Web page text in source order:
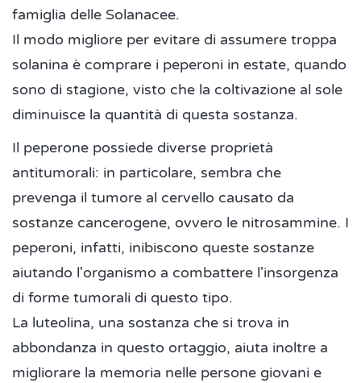
famiglia delle Solanacee.
Il modo migliore per evitare di assumere troppa
solanina è comprare i peperoni in estate, quando
sono di stagione, visto che la coltivazione al sole
diminuisce la quantità di questa sostanza.
Il peperone possiede diverse proprietà
antitumorali: in particolare, sembra che
prevenga il tumore al cervello causato da
sostanze cancerogene, ovvero le nitrosammine. I
peperoni, infatti, inibiscono queste sostanze
aiutando l'organismo a combattere l'insorgenza
di forme tumorali di questo tipo.
La luteolina, una sostanza che si trova in
abbondanza in questo ortaggio, aiuta inoltre a
migliorare la memoria nelle persone giovani e